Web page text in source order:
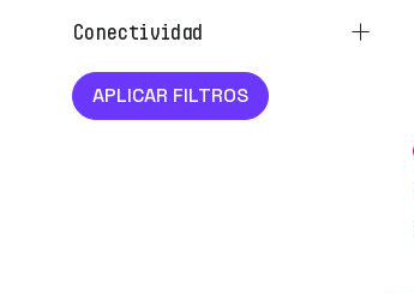
conectividad